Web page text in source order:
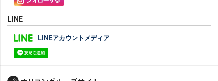
LINE
LINEアカウントメディア